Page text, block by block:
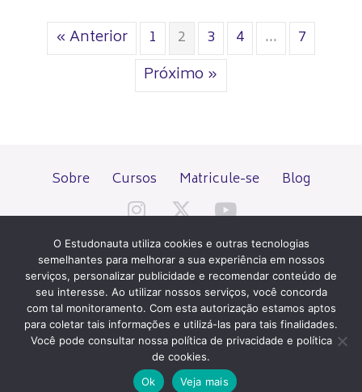
« Anterior 1 2 3 4 …
7
Próximo »
Sobre Cursos Matricule-se Blog
Todos os direitos reservados desde 2000.
PATROCÍNIO E HOSPEDAGEM
O Estudonauta utiliza cookies e outras tecnologias
semelhantes para melhorar a sua experiência em nossos
serviços, personalizar publicidade e recomendar conteúdo de
seu interesse. Ao utilizar nossos serviços, você concorda
com tal monitoramento. Com esta autorização estamos aptos
para coletar tais informações e utilizá-las para tais finalidades.
Você pode consultar nossa política de privacidade e política
de cookies.
Ok
Veja mais